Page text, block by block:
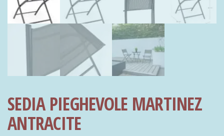
SEDIA PIEGHEVOLE MARTINEZ
ANTRACITE